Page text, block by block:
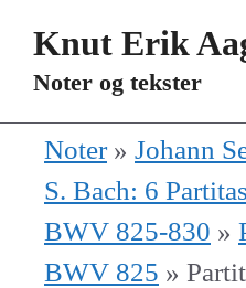
Knut Erik
Noter og tekster
Noter» Johann
S. Bach: 6
BWV 825-830 »
BWV 825 »